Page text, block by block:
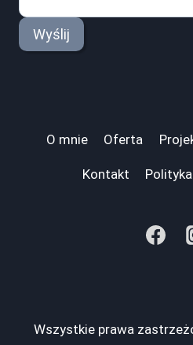
Wyślij
O mnie Oferta
Kontakt
Wszystkie prawa